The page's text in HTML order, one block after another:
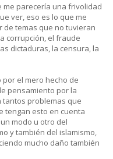
me parecería una frivolidad
ver, eso es lo que me
de temas que no tuvieran
corrupción, el fraude
dictaduras, la censura, la
por el mero hecho de
pensamiento por la
problemas que
tengan esto en cuenta
modo u otro del
y también del islamismo,
mucho daño también